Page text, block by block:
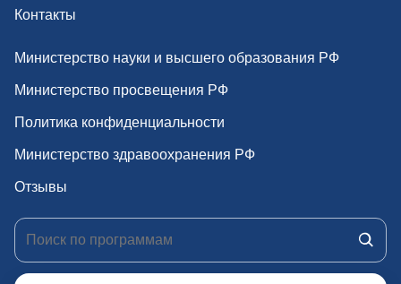
и
с
я
м
Контакты
Министерство науки и высшего образования РФ
Министерство просвещения РФ
Политика конфиденциальности
Министерство здравоохранения РФ
Отзывы